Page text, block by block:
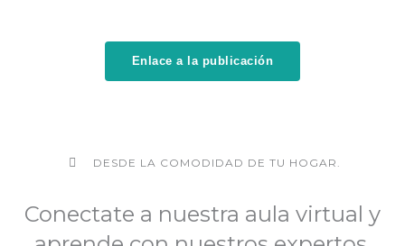
Enlace a la publicación
DESDE LA COMODIDAD DE TU HOGAR.
Conectate a nuestra aula virtual y